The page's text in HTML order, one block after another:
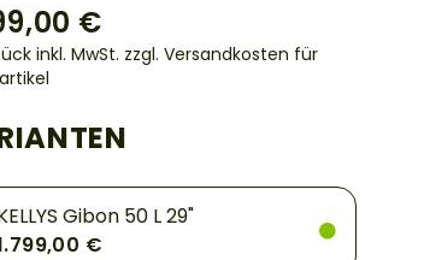
€
inkl. MwSt. zzgl. Versandkosten für
Gibon 50 L 29"
€